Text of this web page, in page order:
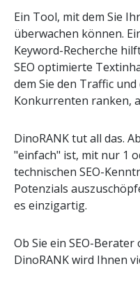
Ein Tool, mit dem Sie
überwachen können.
Keyword-Recherche
SEO optimierte
dem Sie den Traffic
Konkurrenten ranken,
DinoRANK tut all das.
"einfach" ist, mit nur 1
technischen SEO-
Potenzials
es einzigartig.
Ob Sie ein SEO-
DinoRANK wird Ihnen